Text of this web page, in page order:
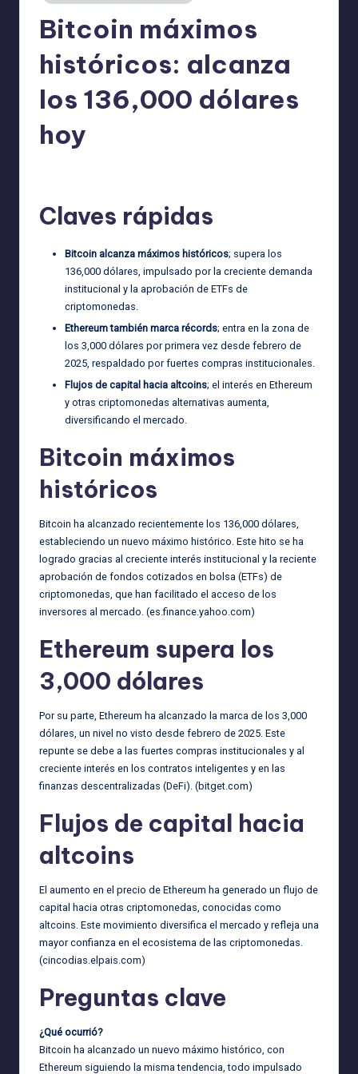
Bitcoin máximos
históricos: alcanza
los 136,000 dólares
hoy
Claves rápidas
Bitcoin alcanza máximos históricos; supera los
136,000 dólares, impulsado por la creciente demanda
institucional y la aprobación de ETFs de
criptomonedas.
Ethereum también marca récords; entra en la zona de
los 3,000 dólares por primera vez desde febrero de
2025, respaldado por fuertes compras institucionales.
Flujos de capital hacia altcoins; el interés en Ethereum
y otras criptomonedas alternativas aumenta,
diversificando el mercado.
Bitcoin máximos
históricos
Bitcoin ha alcanzado recientemente los 136,000 dólares,
estableciendo un nuevo máximo histórico. Este hito se ha
logrado gracias al creciente interés institucional y la reciente
aprobación de fondos cotizados en bolsa (ETFs) de
criptomonedas, que han facilitado el acceso de los
inversores al mercado. (es.finance.yahoo.com)
Ethereum supera los
3,000 dólares
Por su parte, Ethereum ha alcanzado la marca de los 3,000
dólares, un nivel no visto desde febrero de 2025. Este
repunte se debe a las fuertes compras institucionales y al
creciente interés en los contratos inteligentes y en las
finanzas descentralizadas (DeFi). (bitget.com)
Flujos de capital hacia
altcoins
El aumento en el precio de Ethereum ha generado un flujo de
capital hacia otras criptomonedas, conocidas como
altcoins. Este movimiento diversifica el mercado y refleja una
mayor confianza en el ecosistema de las criptomonedas.
(cincodias.elpais.com)
Preguntas clave
¿Qué ocurrió?
Bitcoin ha alcanzado un nuevo máximo histórico, con
Ethereum siguiendo la misma tendencia, todo impulsado